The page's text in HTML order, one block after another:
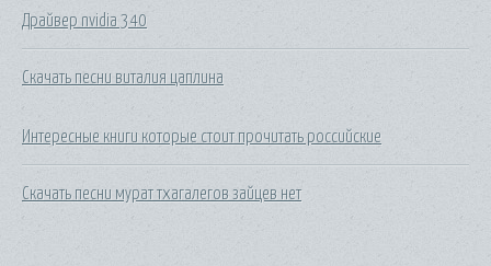
Драйвер nvidia 340
Скачать песни виталия цаплина
Интересные книги которые стоит прочитать российские
Скачать песни мурат тхагалегов зайцев нет